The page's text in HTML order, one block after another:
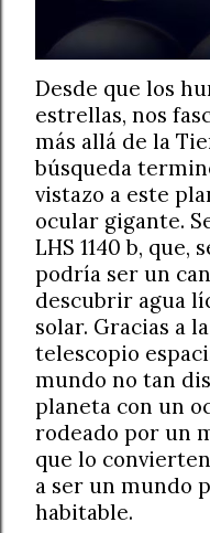
Desde que los
estrellas, nos
más allá de la
búsqueda
vistazo a este
ocular gigante.
LHS 1140 b, que,
podría ser un
descubrir agua
solar. Gracias a
telescopio
mundo no tan
planeta con un
rodeado por un
que lo
a ser un mundo
habitable.